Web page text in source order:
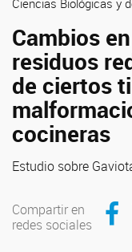
Ciencias Biológicas y
Cambios
residuos
de ciertos
cocineras
Estudio sobre
Compartir en
redes sociales